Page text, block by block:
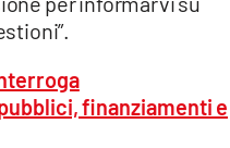
finanziamenti e